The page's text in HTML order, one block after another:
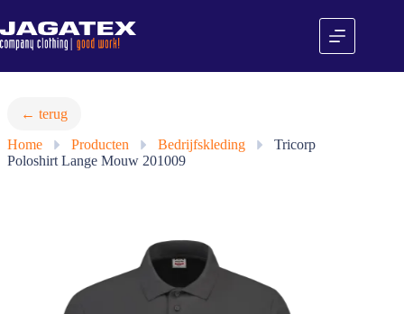
naar
de
inhoud
← terug
Home
» Producten » Bedrijfskleding »
Tricorp
Poloshirt Lange Mouw 201009